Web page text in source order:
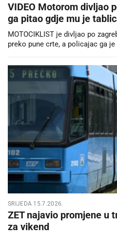
VIDEO Motorom divljao
ga pitao gdje mu je
MOTOCIKLIST je divljao po
preko pune crte, a policajac ga
SRIJEDA 15.7.2026.
ZET najavio promjene u
za vikend